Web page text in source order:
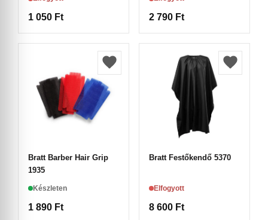
1 050 Ft 2 790 Ft
Bratt Barber Hair Grip
1935
Készleten
1 890 Ft
Bratt Festőkendő 5370
Elfogyott
8 600 Ft